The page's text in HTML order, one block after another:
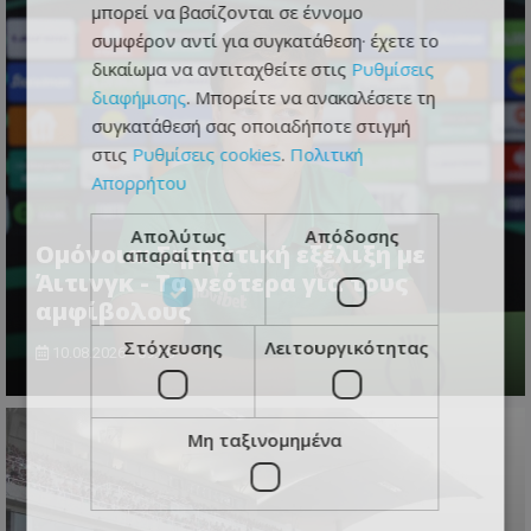
Ομόνοια: Σημαντική εξέλιξη με
Άιτινγκ - Τα νεότερα για τους
αμφίβολους
10.08.2026 - 09:08
μπορεί να βασίζονται σε έννομο
συμφέρον αντί για συγκατάθεση· έχετε το
δικαίωμα να αντιταχθείτε στις Ρυθμίσεις
διαφήμισης. Μπορείτε να ανακαλέσετε τη
συγκατάθεσή σας οποιαδήποτε στιγμή
στις Ρυθμίσεις cookies. Πολιτική
Απορρήτου
Απολύτως
απαραίτητα
Απόδοσης
Στόχευσης Λειτουργικότητας
Μη ταξινομημένα